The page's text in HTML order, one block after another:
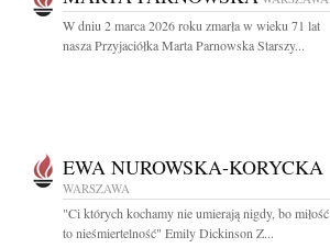
W dniu 2 marca 2026 roku zmarła w wieku 71 lat
nasza Przyjaciółka Marta Parnowska Starszy...
EWA NUROWSKA-KORYCKA
WARSZAWA
"Ci których kochamy nie umierają nigdy, bo miłość
to nieśmiertelność" Emily Dickinson Z...